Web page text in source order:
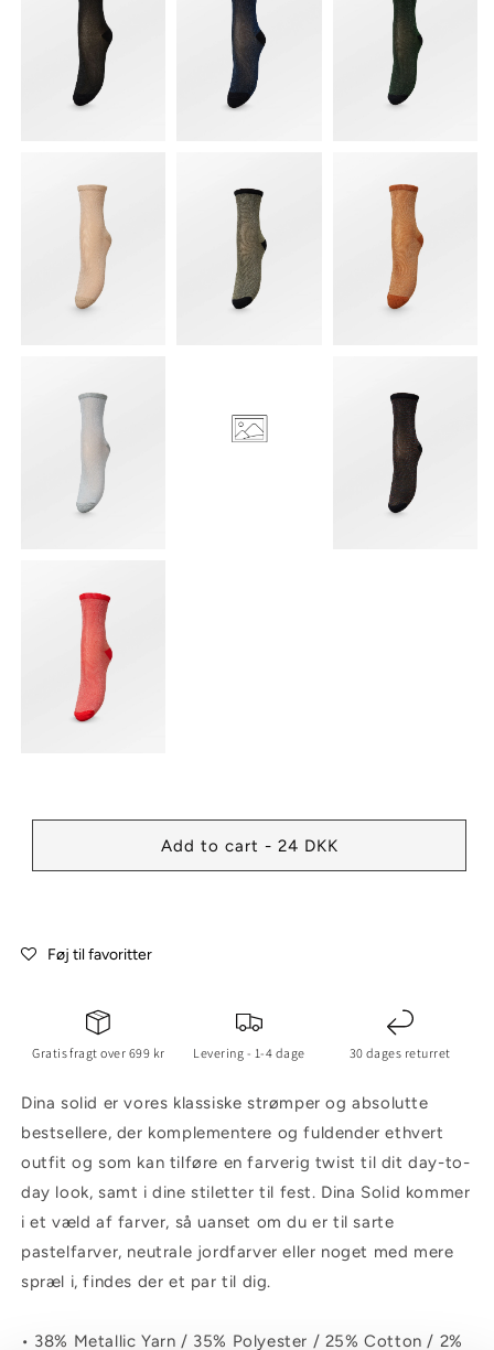
Add to cart - 24 DKK
Føj til favoritter
Gratis fragt over 699 kr Levering - 1-4 dage 30 dages returret
Dina solid er vores klassiske strømper og absolutte
bestsellere, der komplementere og fuldender ethvert
outfit og som kan tilføre en farverig twist til dit day-to-
day look, samt i dine stiletter til fest. Dina Solid kommer
i et væld af farver, så uanset om du er til sarte
pastelfarver, neutrale jordfarver eller noget med mere
spræl i, findes der et par til dig.
• 38% Metallic Yarn / 35% Polyester / 25% Cotton / 2%